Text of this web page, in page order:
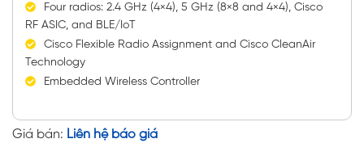
Four radios: 2.4 GHz (4×4), 5 GHz (8×8 and 4×4), Cisco
RF ASIC, and BLE/IoT
Cisco Flexible Radio Assignment and Cisco CleanAir
Technology
Embedded Wireless Controller
Giá bán: Liên hệ báo giá